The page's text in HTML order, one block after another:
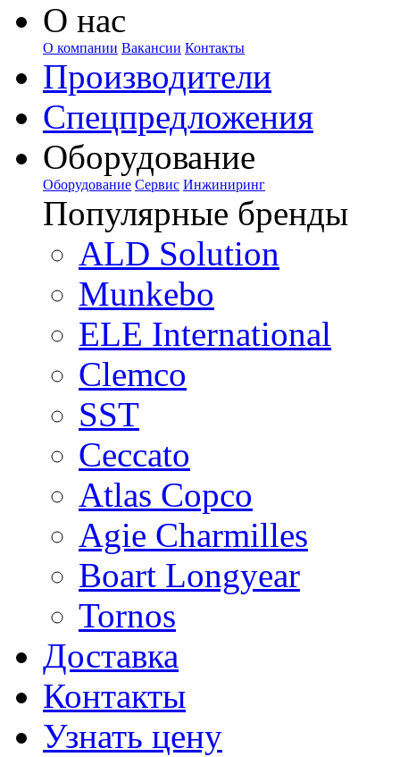
О нас
О компании Вакансии Контакты
Производители
Спецпредложения
Оборудование
Оборудование Сервис Инжиниринг
Популярные бренды
ALD Solution
Munkebo
ELE International
Clemco
SST
Ceccato
Atlas Copco
Agie Charmilles
Boart Longyear
Tornos
Доставка
Контакты
Узнать цену